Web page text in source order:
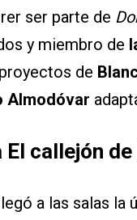
ser parte de
y miembro de
de
Almodóvar
El callejón
a las salas